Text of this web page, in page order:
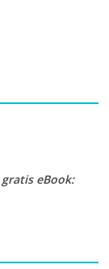
gratis eBook: